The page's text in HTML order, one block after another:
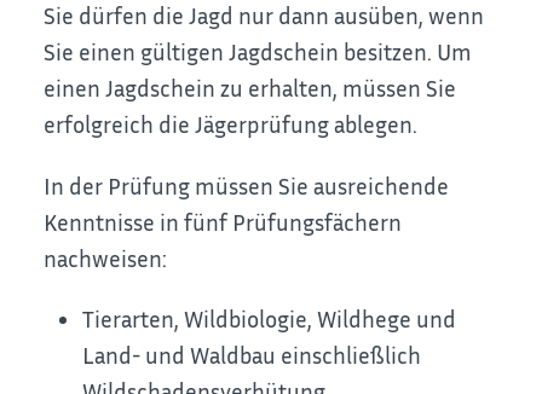
Sie dürfen die Jagd nur dann ausüben, wenn
Sie einen gültigen Jagdschein besitzen. Um
einen Jagdschein zu erhalten, müssen Sie
erfolgreich die Jägerprüfung ablegen.
In der Prüfung müssen Sie ausreichende
Kenntnisse in fünf Prüfungsfächern
nachweisen:
Tierarten, Wildbiologie, Wildhege und
Land- und Waldbau einschließlich